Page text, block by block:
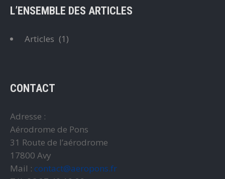
L’ENSEMBLE DES ARTICLES
Articles (1)
CONTACT
Adresse :
Aérodrome de Pons
31 Route de l’aérodrome
17800 Avy
Mail : contact@aeropons.fr